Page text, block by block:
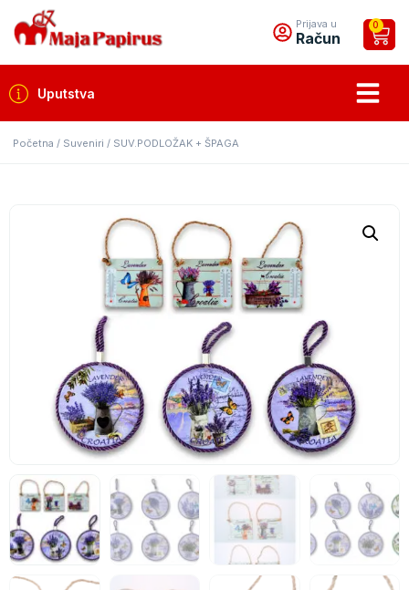
Prijava u
Račun
0
Uputstva
Početna / Suveniri / SUV.PODLOŽAK + ŠPAGA